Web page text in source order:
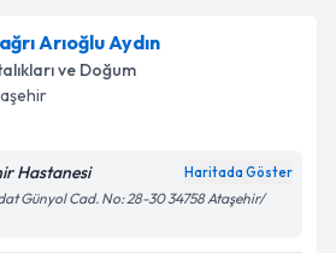
Arıoğlu Aydın
ve Doğum
Hastanesi Haritada Göster
Günyol Cad. No: 28-30 34758 Ataşehir/